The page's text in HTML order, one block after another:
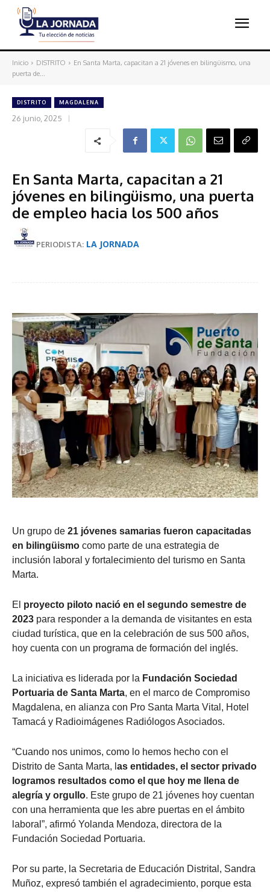
Inicio DISTRITO
En Santa Marta, capacitan a 21 jóvenes en bilingüismo, una
puerta de...
DISTRITO MAGDALENA
26 junio, 2025
En Santa Marta, capacitan a 21
jóvenes en bilingüismo, una puerta
de empleo hacia los 500 años
PERIODISTA: LA JORNADA
Un grupo de 21 jóvenes samarias fueron capacitadas
en bilingüismo como parte de una estrategia de
inclusión laboral y fortalecimiento del turismo en Santa
Marta.
El proyecto piloto nació en el segundo semestre de
2023 para responder a la demanda de visitantes en esta
ciudad turística, que en la celebración de sus 500 años,
hoy cuenta con un programa de formación del inglés.
La iniciativa es liderada por la Fundación Sociedad
Portuaria de Santa Marta, en el marco de Compromiso
Magdalena, en alianza con Pro Santa Marta Vital, Hotel
Tamacá y Radioimágenes Radiólogos Asociados.
“Cuando nos unimos, como lo hemos hecho con el
Distrito de Santa Marta, l as entidades, el sector privado
logramos resultados como el que hoy me llena de
alegría y orgullo. Este grupo de 21 jóvenes hoy cuentan
con una herramienta que les abre puertas en el ámbito
laboral”, afirmó Yolanda Mendoza, directora de la
Fundación Sociedad Portuaria.
Por su parte, la Secretaria de Educación Distrital, Sandra
Muñoz, expresó también el agradecimiento, porque esta